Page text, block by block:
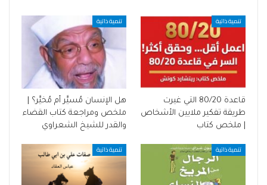
تنمية ذاتية
قاعدة 80/20 التي غيرت
طريقة تفكير ملايين الأشخاص
| ملخص كتاب
تنمية ذاتية
هل الإنسان مُسيَّر أم مُخيَّر؟ |
ملخص ومراجعة كتاب القضاء
والقدر للشيخ الشعراوي
تنمية ذاتية تنمية ذاتية